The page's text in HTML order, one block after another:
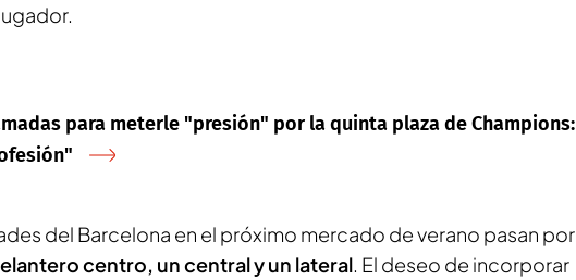
para meterle "presión" por la quinta plaza de Champions:
del Barcelona en el próximo mercado de verano pasan por
centro, un central y un lateral. El deseo de incorporar